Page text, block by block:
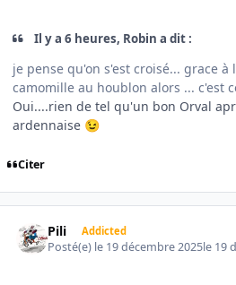
Il y a 6 heures, Robin a dit :
je pense qu'on s'est croisé... grace à
camomille au houblon alors ... c'est
Oui....rien de tel qu'un bon Orval
ardennaise 😉
Citer
Pili Addicted
Posté(e) le 19 décembre 2025le 19